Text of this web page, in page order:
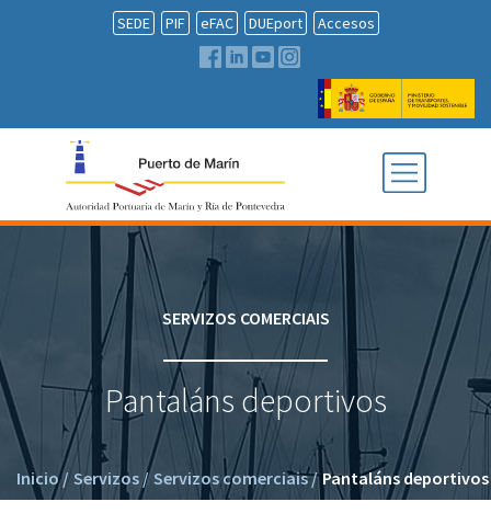
SEDE PIF eFAC DUEport Accesos
SERVIZOS COMERCIAIS
Pantaláns deportivos
Inicio/ Servizos/ Servizos comerciais/ Pantaláns deportivos